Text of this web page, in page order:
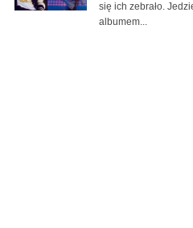
się ich zebrało.
albumem...